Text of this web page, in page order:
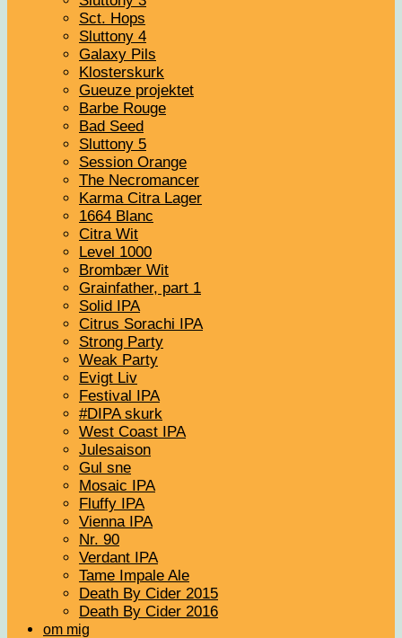
Sct. Hops
Sluttony 4
Galaxy Pils
Klosterskurk
Gueuze projektet
Barbe Rouge
Bad Seed
Sluttony 5
Session Orange
The Necromancer
Karma Citra Lager
1664 Blanc
Citra Wit
Level 1000
Brombær Wit
Grainfather, part 1
Solid IPA
Citrus Sorachi IPA
Strong Party
Weak Party
Evigt Liv
Festival IPA
#DIPA skurk
West Coast IPA
Julesaison
Gul sne
Mosaic IPA
Fluffy IPA
Vienna IPA
Nr. 90
Verdant IPA
Tame Impale Ale
Death By Cider 2015
Death By Cider 2016
om mig